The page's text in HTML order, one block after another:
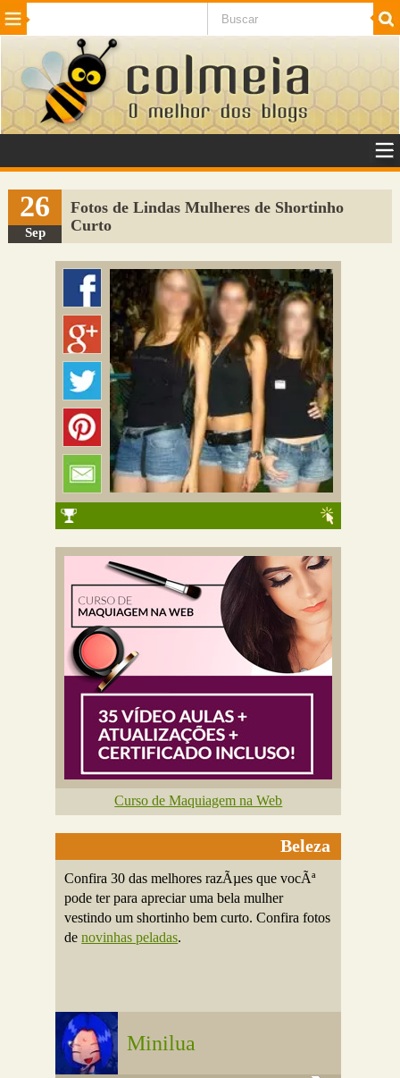
Beleza Cinema e TV
Internet Jogos NotÃ­cias SaÃºde
VeÃ­culos Adulto
Sugerir Link
Adicionar Blog
Colmeia Exchange
Perguntas Frequentes
26
Sep
Fotos de Lindas Mulheres de Shortinho
Curto
Curso de Maquiagem na Web
Beleza
Confira 30 das melhores razÃµes que vocÃª
pode ter para apreciar uma bela mulher
vestindo um shortinho bem curto. Confira fotos
denovinhas peladas.
Minilua